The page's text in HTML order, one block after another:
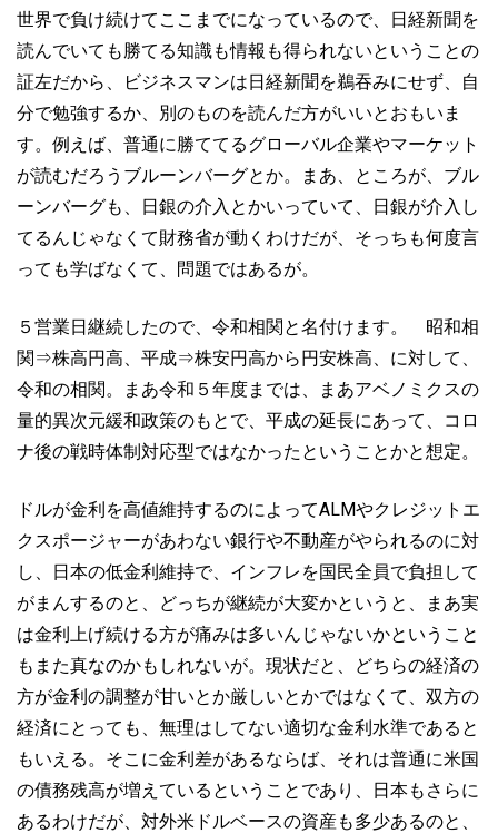
世界で負け続けてここまでになっているので、日経新聞を
読んでいても勝てる知識も情報も得られないということの
証左だから、ビジネスマンは日経新聞を鵜吞みにせず、自
分で勉強するか、別のものを読んだ方がいいとおもいま
す。例えば、普通に勝ててるグローバル企業やマーケット
が読むだろうブルーンバーグとか。まあ、ところが、ブル
ーンバーグも、日銀の介入とかいっていて、日銀が介入し
てるんじゃなくて財務省が動くわけだが、そっちも何度言
っても学ばなくて、問題ではあるが。
５営業日継続したので、令和相関と名付けます。 昭和相
関⇒株高円高、平成⇒株安円高から円安株高、に対して、
令和の相関。まあ令和５年度までは、まあアベノミクスの
量的異次元緩和政策のもとで、平成の延長にあって、コロ
ナ後の戦時体制対応型ではなかったということかと想定。
ドルが金利を高値維持するのによってALMやクレジットエ
クスポージャーがあわない銀行や不動産がやられるのに対
し、日本の低金利維持で、インフレを国民全員で負担して
がまんするのと、どっちが継続が大変かというと、まあ実
は金利上げ続ける方が痛みは多いんじゃないかということ
もまた真なのかもしれないが。現状だと、どちらの経済の
方が金利の調整が甘いとか厳しいとかではなくて、双方の
経済にとっても、無理はしてない適切な金利水準であると
もいえる。そこに金利差があるならば、それは普通に米国
の債務残高が増えているということであり、日本もさらに
あるわけだが、対外米ドルベースの資産も多少あるのと、